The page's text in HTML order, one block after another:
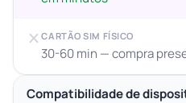
CARTÃO SIM FÍSICO
30-60 min — compra
Compatibilidade de